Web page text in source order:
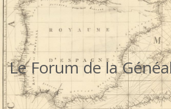
Le Forum de la